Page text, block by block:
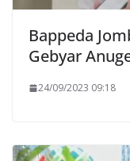
Bappeda
Gebyar
24/09/2023 09:18